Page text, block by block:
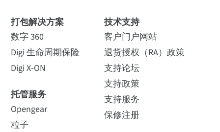
打包解决方案
数字 360
Digi 生命周期保险
Digi X-ON
托管服务
Opengear
粒子
技术支持
客户门户网站
退货授权（RA）政策
支持论坛
支持政策
支持服务
保修注册